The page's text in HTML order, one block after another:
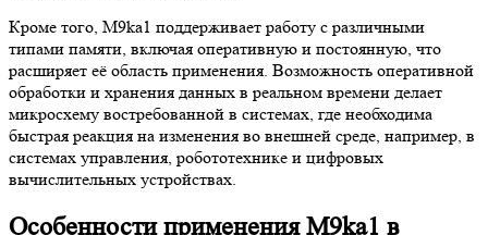
Кроме того, M9ka1 поддерживает работу с различными
типами памяти, включая оперативную и постоянную, что
расширяет её область применения. Возможность оперативной
обработки и хранения данных в реальном времени делает
микросхему востребованной в системах, где необходима
быстрая реакция на изменения во внешней среде, например, в
системах управления, робототехнике и цифровых
вычислительных устройствах.
Особенности применения M9ka1 в